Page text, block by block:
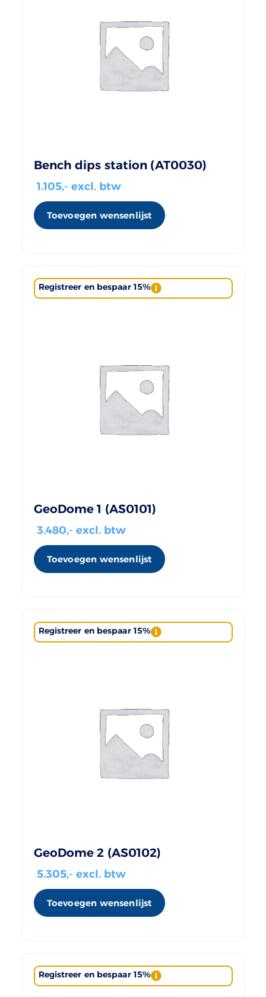
Bench dips station (AT0030)
1.105,- excl. btw
Toevoegen wensenlijst
Registreer en bespaar 15%
GeoDome 1 (AS0101)
3.480,- excl. btw
Toevoegen wensenlijst
Registreer en bespaar 15%
GeoDome 2 (AS0102)
5.305,- excl. btw
Toevoegen wensenlijst
Registreer en bespaar 15%